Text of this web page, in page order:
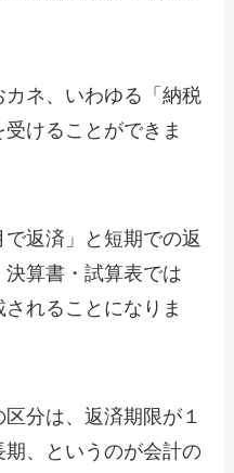
ネ、いわゆる「納税
けることができま
返済」と短期での返
算書・試算表では
されることになりま
分は、返済期限が１
、というのが会計の